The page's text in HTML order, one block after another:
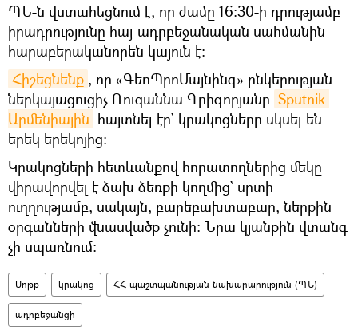
ՊՆ-ն վստահեցնում է, որ ժամը 16։30-ի դրությամբ
իրադրությունը հայ-ադրբեջանական սահմանին
հարաբերականորեն կայուն է։
Հիշեցնենք , որ «ԳեոՊրոՄայնինգ» ընկերության
ներկայացուցիչ Ռուզաննա Գրիգորյանը Sputnik
Արմենիային հայտնել էր` կրակոցները սկսել են
երեկ երեկոյից։
Կրակոցների հետևանքով հորատողներից մեկը
վիրավորվել է ձախ ձեռքի կողմից` սրտի
ուղղությամբ, սակայն, բարեբախտաբար, ներքին
օրգանների վնասվածք չունի։ Նրա կյանքին վտանգ
չի սպառնում։
Սոթք կրակոց ՀՀ պաշտպանության նախարարություն (ՊՆ)
ադրբեջանցի